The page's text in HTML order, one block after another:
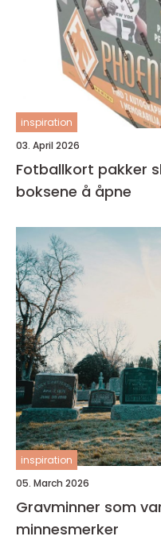
inspiration
03. April 2026
Fotballkort pakker slik finner du de beste
boksene å åpne
inspiration
05. March 2026
Gravminner som
minnesmerker